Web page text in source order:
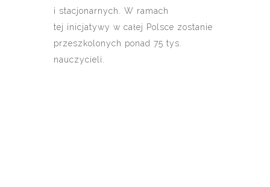
i stacjonarnych. W ramach
tej inicjatywy w całej Polsce zostanie
przeszkolonych ponad 75 tys.
nauczycieli.